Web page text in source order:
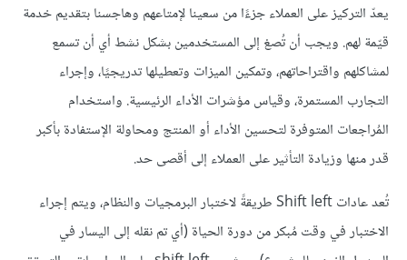
يعدّ التركيز على العملاء جزءًا من سعينا لإمتاعهم وهاجسنا بتقديم خدمة
قيّمة لهم. ويجب أن تُصغ إلى المستخدمين بشكل نشط أي أن تسمع
لمشاكلهم واقتراحاتهم، وتمكين الميزات وتعطيلها تدريجيًا، وإجراء
التجارب المستمرة، وقياس مؤشرات الأداء الرئيسية. واستخدام
المُراجعات المتوفرة لتحسين الأداء أو المنتج ومحاولة الإستفادة بأكبر
قدر منها وزيادة التأثير على العملاء إلى أقصى حد.
تُعد عادات Shift left طريقةً لاختبار البرمجيات والنظام، ويتم إجراء
الاختبار في وقت مُبكر من دورة الحياة (أي تم نقله إلى اليسار في